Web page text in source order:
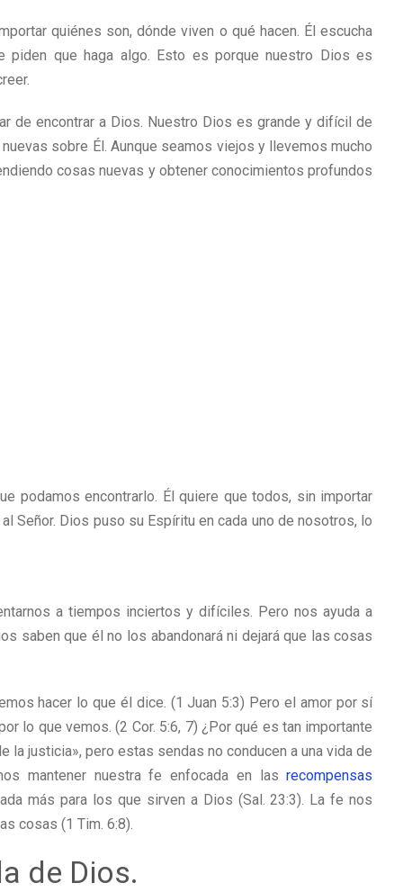
quiénes son, dónde viven o qué hacen. Él escucha
piden que haga algo. Esto es porque nuestro Dios es
de encontrar a Dios. Nuestro Dios es grande y difícil de
sobre Él. Aunque seamos viejos y llevemos mucho
cosas nuevas y obtener conocimientos profundos
podamos encontrarlo. Él quiere que todos, sin importar
Señor. Dios puso su Espíritu en cada uno de nosotros, lo
a tiempos inciertos y difíciles. Pero nos ayuda a
saben que él no los abandonará ni dejará que las cosas
hacer lo que él dice. (1 Juan 5:3) Pero el amor por sí
lo que vemos. (2 Cor. 5:6, 7) ¿Por qué es tan importante
la justicia», pero estas sendas no conducen a una vida de
mantener nuestra fe enfocada en lasrecompensas
más para los que sirven a Dios (Sal. 23:3). La fe nos
cosas (1 Tim. 6:8).
de Dios.